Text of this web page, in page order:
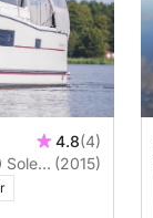
4.8(4)
Soley (2015)